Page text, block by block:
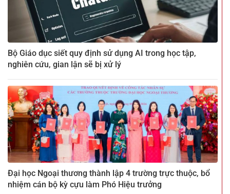
Bộ Giáo dục siết quy định sử dụng AI trong học tập,
nghiên cứu, gian lận sẽ bị xử lý
Đại học Ngoại thương thành lập 4 trường trực thuộc, bổ
nhiệm cán bộ kỳ cựu làm Phó Hiệu trưởng